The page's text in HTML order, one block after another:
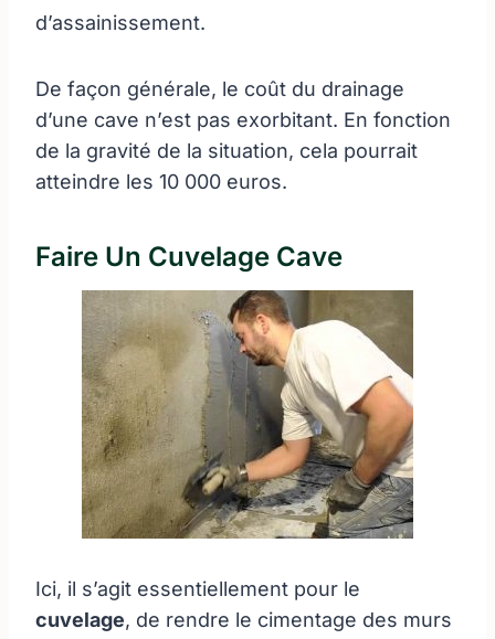
d’assainissement.
De façon générale, le coût du drainage
d’une cave n’est pas exorbitant. En fonction
de la gravité de la situation, cela pourrait
atteindre les 10 000 euros.
Faire Un Cuvelage Cave
Ici, il s’agit essentiellement pour le
cuvelage, de rendre le cimentage des murs